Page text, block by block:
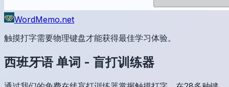
WordMemo.net
触摸打字需要物理键盘才能获得最佳学习体验。
西班牙语 单词 - 盲打训练器